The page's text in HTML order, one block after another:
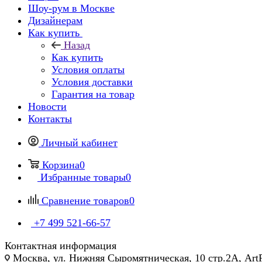
Шоу-рум в Москве
Дизайнерам
Как купить
Назад
Как купить
Условия оплаты
Условия доставки
Гарантия на товар
Новости
Контакты
Личный кабинет
Корзина0
Избранные товары0
Сравнение товаров0
+7 499 521-66-57
Контактная информация
Москва, ул. Нижняя Сыромятническая, 10 стр.2А,